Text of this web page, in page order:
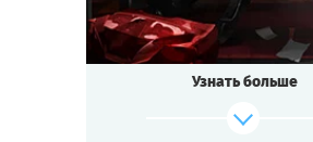
Узнать больше